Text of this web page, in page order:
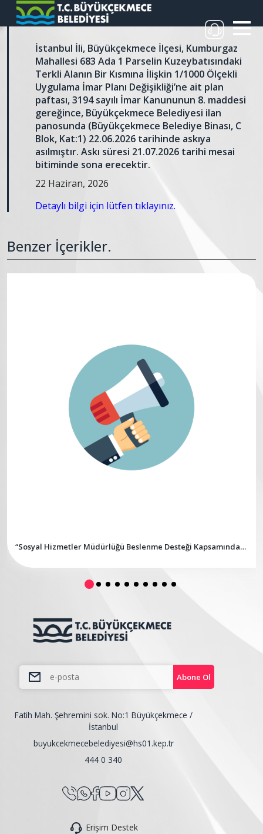
İstanbul İli, Büyükçekmece İlçesi, Kumburgaz
Mahallesi 683 Ada 1 Parselin Kuzeybatısındaki
Terkli Alanın Bir Kısmına İlişkin 1/1000 Ölçekli
Uygulama İmar Planı Değişikliği’ne ait plan
paftası, 3194 sayılı İmar Kanununun 8. maddesi
gereğince, Büyükçekmece Belediyesi ilan
panosunda (Büyükçekmece Belediye Binası, C
Blok, Kat:1) 22.06.2026 tarihinde askıya
asılmıştır. Askı süresi 21.07.2026 tarihi mesai
bitiminde sona erecektir.
22 Haziran, 2026
Detaylı bilgi için lütfen tıklayınız.
Benzer İçerikler.
“Sosyal Hizmetler Müdürlüğü Beslenme Desteği Kapsamında
Abone Ol
Fatih Mah. Şehremini sok. No:1 Büyükçekmece /
İstanbul
buyukcekmecebelediyesi@hs01.kep.tr
444 0 340
Erişim Destek